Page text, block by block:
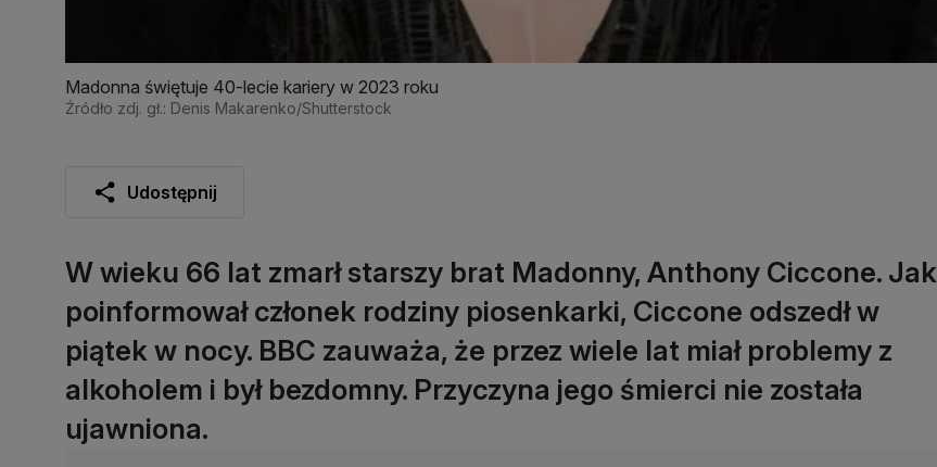
Madonna świętuje 40-lecie kariery w 2023 roku
Źródło zdj. gł.: Denis Makarenko/Shutterstock
Udostępnij
W wieku 66 lat zmarł starszy brat Madonny, Anthony Ciccone. Jak
poinformował członek rodziny piosenkarki, Ciccone odszedł w
piątek w nocy. BBC zauważa, że przez wiele lat miał problemy z
alkoholem i był bezdomny. Przyczyna jego śmierci nie została
ujawniona.